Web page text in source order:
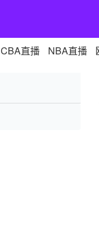
CBA直播 NBA直播